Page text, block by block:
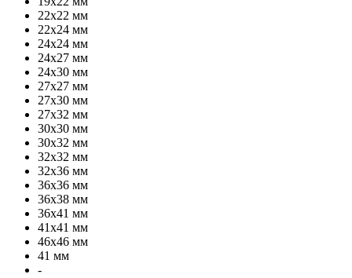
22х22 мм
22х24 мм
24х24 мм
24х27 мм
24х30 мм
27х27 мм
27х30 мм
27х32 мм
30х30 мм
30х32 мм
32х32 мм
32х36 мм
36х36 мм
36х38 мм
36х41 мм
41х41 мм
46х46 мм
41 мм
-